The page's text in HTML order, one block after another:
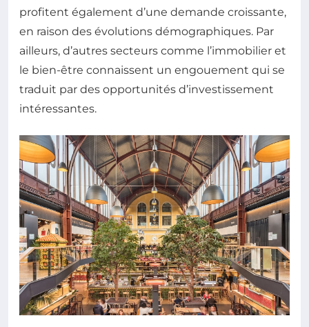
profitent également d’une demande croissante,
en raison des évolutions démographiques. Par
ailleurs, d’autres secteurs comme l’immobilier et
le bien-être connaissent un engouement qui se
traduit par des opportunités d’investissement
intéressantes.